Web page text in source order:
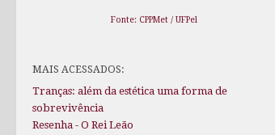
Fonte: CPPMet / UFPel
MAIS ACESSADOS:
Tranças: além da estética uma forma de
sobrevivência
Resenha - O Rei Leão